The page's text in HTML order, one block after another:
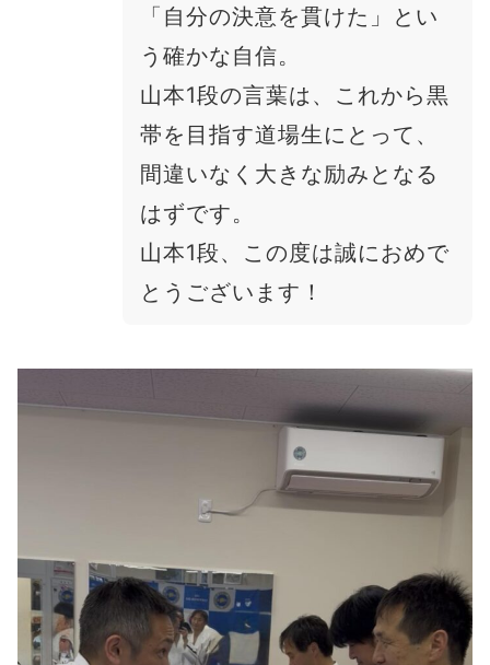
「自分の決意を貫けた」とい
う確かな自信。
山本1段の言葉は、これから黒
帯を目指す道場生にとって、
間違いなく大きな励みとなる
はずです。
山本1段、この度は誠におめで
とうございます！